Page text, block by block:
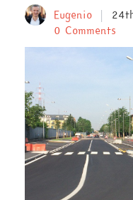
Eugenio
0 Comments